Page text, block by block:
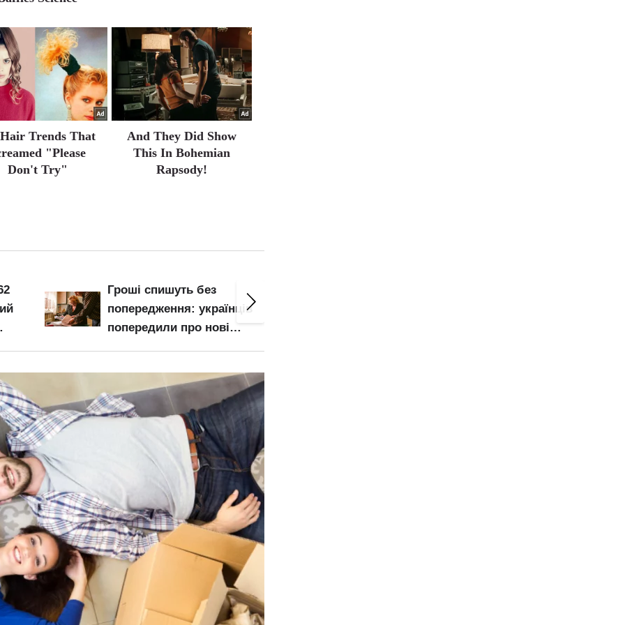
Hair Trends That
"Please
Don't Try"
And They Did Show
This In Bohemian
Rapsody!
Оренда в Києві: на
Лук'янівці та Дарниці
житло не здають навіть